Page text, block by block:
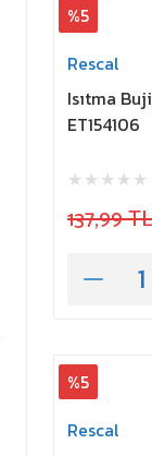
%5
Rescal
Isıtma
ET154106
137,99 TL
%5
Rescal